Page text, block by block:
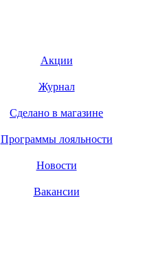
Акции
Журнал
Сделано в магазине
Программы лояльности
Новости
Вакансии